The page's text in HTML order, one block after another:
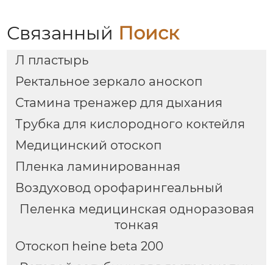
Связанный Поиск
Л пластырь
Ректальное зеркало аноскоп
Стамина тренажер для дыхания
Трубка для кислородного коктейля
Медицинский отоскоп
Пленка ламинированная
Воздуховод орофарингеальный
Пеленка медицинская одноразовая
тонкая
Отоскоп heine beta 200